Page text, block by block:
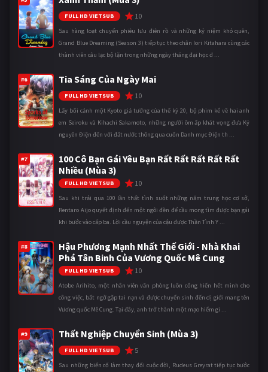
FULL HD VIETSUB 10
Sau hàng loạt chuyến phiêu lưu điên rồ và những kỷ niệm khó quên,
Grand Blue Dreaming (Season 3) tiếp tục theo chân Iori Kitahara cùng các
thành viên câu lạc bộ lặn trong những ngày tháng đại học đ ...
#6 Tia Sáng Của Ngày Mai
FULL HD VIETSUB 10
Lấy bối cảnh một Kyoto giả tưởng của thế kỷ 20, bộ phim kể về hai anh
em Seiroku và Kihachi Sakamoto, những người ôm ấp khát vọng đưa Kỷ
nguyên Điện đến với đất nước thông qua cuốn Danh mục Điện th ...
#7
100 Cô Bạn Gái Yêu Bạn Rất Rất Rất Rất Rất
Nhiều (Mùa 3)
FULL HD VIETSUB 10
Sau khi trải qua 100 lần thất tình suốt những năm trung học cơ sở,
Rentaro Aijo quyết định đến một ngôi đền để cầu mong tìm được bạn gái
khi bước vào cấp ba. Lời cầu nguyện của cậu được Thần Tình Y ...
#8
Hậu Phương Mạnh Nhất Thế Giới - Nhà Khai
Phá Tân Binh Của Vương Quốc Mê Cung
FULL HD VIETSUB 10
Atobe Arihito, một nhân viên văn phòng luôn cống hiến hết mình cho
công việc, bất ngờ gặp tai nạn và được chuyển sinh đến dị giới mang tên
Vương quốc Mê Cung. Tại đây, anh trở thành một mạo hiểm gi ...
#9 Thất Nghiệp Chuyển Sinh (Mùa 3)
FULL HD VIETSUB 5
Sau những biến cố làm thay đổi cuộc đời, Rudeus Greyrat tiếp tục bước